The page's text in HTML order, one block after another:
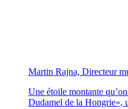
Martin Rajna, Directeur
Une étoile montante
Dudamel de la Hongrie»,